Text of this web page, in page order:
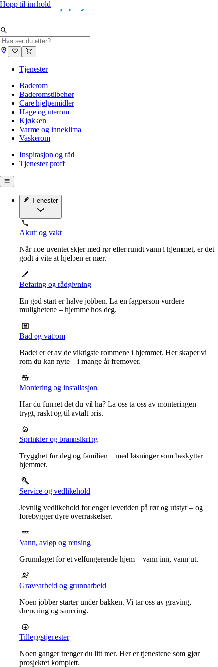
Hopp til innhold
Tjenester
Baderom
Baderomstilbehør
Care hjelpemidler
Hage og uterom
Kjøkken
Varme og inneklima
Vaskerom
Inspirasjon og råd
Tjenester proff
Tjenester
Akutt og vakt
Når noe uventet skjer med rør eller rundt vann i hjemmet, er det
godt å vite at hjelpen er nær.
Befaring og rådgivning
En god start er halve jobben. La en fagperson vurdere
mulighetene – hjemme hos deg.
Bad og våtrom
Badet er et av de viktigste rommene i hjemmet. Her skaper vi
rom du kan nyte – i mange år fremover.
Montering og installasjon
Har du funnet det du vil ha? La oss ta oss av monteringen –
trygt, raskt og til avtalt pris.
Sprinkler og brannsikring
Trygghet for deg og familien – med løsninger som beskytter
hjemmet.
Service og vedlikehold
Jevnlig vedlikehold forlenger levetiden på rør og utstyr – og
forebygger dyre overraskelser.
Vann, avløp og rensing
Grunnlaget for et velfungerende hjem – vann inn, vann ut.
Gravearbeid og grunnarbeid
Noen jobber starter under bakken. Vi tar oss av graving,
drenering og sanering.
Tilleggstjenester
Noen ganger trenger du litt mer. Her er tjenestene som gjør
prosjektet komplett.